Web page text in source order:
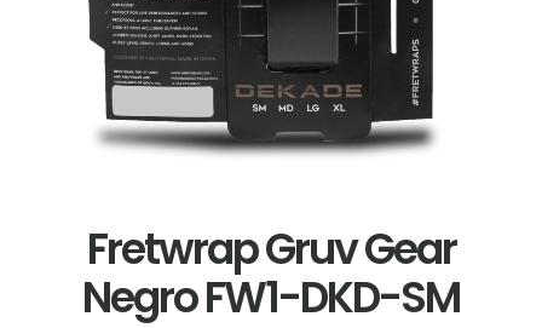
Fretwrap Gruv Gear
Negro FW1-DKD-SM